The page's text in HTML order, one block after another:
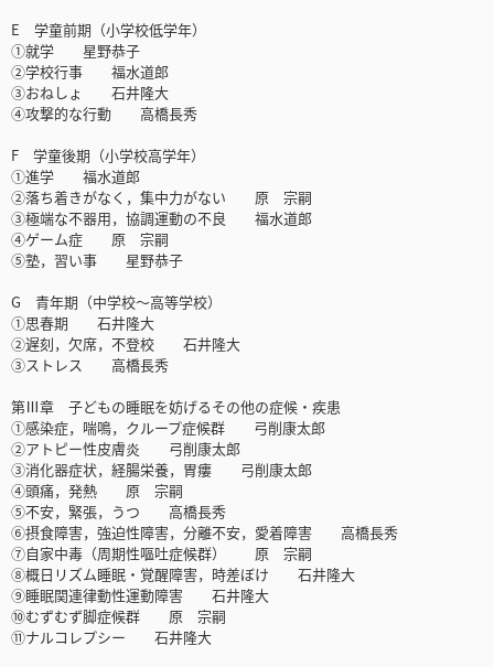
E 学童前期（小学校低学年）
①就学 星野恭子
②学校行事 福水道郎
③おねしょ 石井隆大
④攻撃的な行動 高橋長秀
F 学童後期（小学校高学年）
①進学 福水道郎
②落ち着きがなく，集中力がない 原 宗嗣
③極端な不器用，協調運動の不良 福水道郎
④ゲーム症 原 宗嗣
⑤塾，習い事 星野恭子
G 青年期（中学校～高等学校）
①思春期 石井隆大
②遅刻，欠席，不登校 石井隆大
③ストレス 高橋長秀
第Ⅲ章 子どもの睡眠を妨げるその他の症候・疾患
①感染症，喘鳴，クループ症候群 弓削康太郎
②アトピー性皮膚炎 弓削康太郎
③消化器症状，経腸栄養，胃瘻 弓削康太郎
④頭痛，発熱 原 宗嗣
⑤不安，緊張，うつ 高橋長秀
⑥摂食障害，強迫性障害，分離不安，愛着障害 高橋長秀
⑦自家中毒（周期性嘔吐症候群） 原 宗嗣
⑧概日リズム睡眠・覚醒障害，時差ぼけ 石井隆大
⑨睡眠関連律動性運動障害 石井隆大
⑩むずむず脚症候群 原 宗嗣
⑪ナルコレプシー 石井隆大